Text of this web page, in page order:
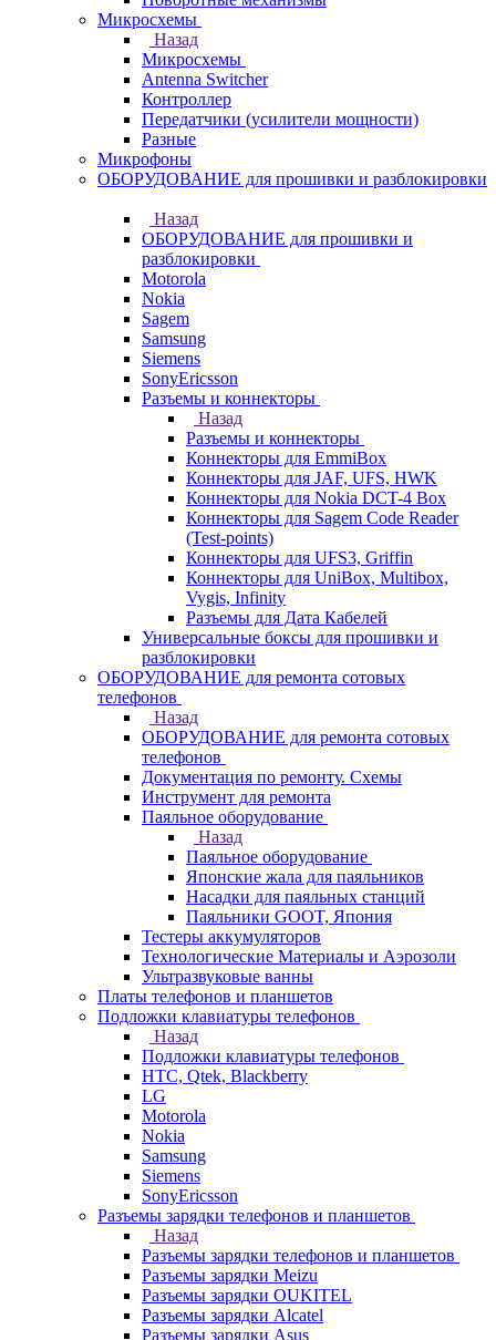
Микросхемы
Назад
Микросхемы
Antenna Switcher
Контроллер
Передатчики (усилители мощности)
Разные
Микрофоны
ОБОРУДОВАНИЕ для прошивки и разблокировки
Назад
ОБОРУДОВАНИЕ для прошивки и
разблокировки
Motorola
Nokia
Sagem
Samsung
Siemens
SonyEricsson
Разъемы и коннекторы
Назад
Разъемы и коннекторы
Коннекторы для EmmiBox
Коннекторы для JAF, UFS, HWK
Коннекторы для Nokia DCT-4 Box
Коннекторы для Sagem Code Reader
(Test-points)
Коннекторы для UFS3, Griffin
Коннекторы для UniBox, Multibox,
Vygis, Infinity
Разъемы для Дата Кабелей
Универсальные боксы для прошивки и
разблокировки
ОБОРУДОВАНИЕ для ремонта сотовых
телефонов
Назад
ОБОРУДОВАНИЕ для ремонта сотовых
телефонов
Документация по ремонту. Схемы
Инструмент для ремонта
Паяльное оборудование
Назад
Паяльное оборудование
Японские жала для паяльников
Насадки для паяльных станций
Паяльники GOOT, Япония
Тестеры аккумуляторов
Технологические Материалы и Аэрозоли
Ультразвуковые ванны
Платы телефонов и планшетов
Подложки клавиатуры телефонов
Назад
Подложки клавиатуры телефонов
HTC, Qtek, Blackberry
LG
Motorola
Nokia
Samsung
Siemens
SonyEricsson
Разъемы зарядки телефонов и планшетов
Назад
Разъемы зарядки телефонов и планшетов
Разъемы зарядки Meizu
Разъемы зарядки OUKITEL
Разъемы зарядки Alcatel
Разъемы зарядки Asus